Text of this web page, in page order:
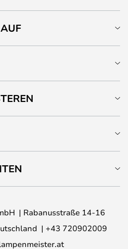
Rabanusstraße 14-16
+43 720902009